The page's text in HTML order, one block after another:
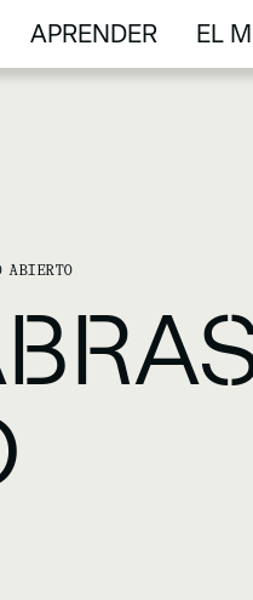
APRENDER
APRENDER
EL
EL
ABIERTO